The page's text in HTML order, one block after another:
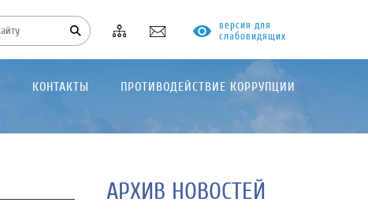
версия для
слабовидящих
КОНТАКТЫ ПРОТИВОДЕЙСТВИЕ КОРРУПЦИИ
АРХИВ НОВОСТЕЙ